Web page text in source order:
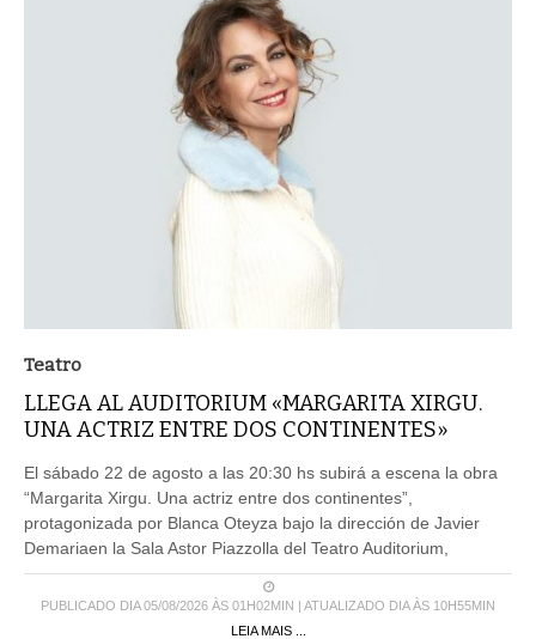
Teatro
LLEGA AL AUDITORIUM «MARGARITA XIRGU.
UNA ACTRIZ ENTRE DOS CONTINENTES»
El sábado 22 de agosto a las 20:30 hs subirá a escena la obra
“Margarita Xirgu. Una actriz entre dos continentes”,
protagonizada por Blanca Oteyza bajo la dirección de Javier
Demariaen la Sala Astor Piazzolla del Teatro Auditorium,
PUBLICADO DIA 05/08/2026 ÀS 01H02MIN | ATUALIZADO DIA ÀS 10H55MIN
LEIA MAIS ...